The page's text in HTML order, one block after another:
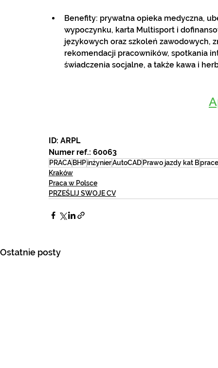
Benefity: prywatna opieka medyczna,
wypoczynku, karta Multisport i
językowych oraz szkoleń zawodowych,
rekomendacji pracowników, spotkania
świadczenia socjalne, a także kawa i
ID: ARPL
Numer ref.: 60063
PRACA BHPinżynierAutoCAD Prawo jazdy kat B
Kraków
Praca w Polsce
PRZEŚLIJ SWOJE CV
Ostatnie posty